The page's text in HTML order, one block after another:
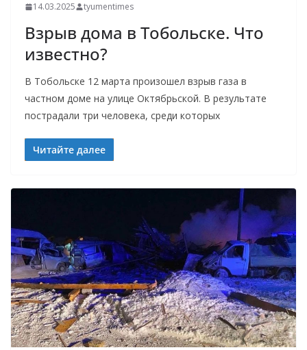
14.03.2025 tyumentimes
Взрыв дома в Тобольске. Что
известно?
В Тобольске 12 марта произошел взрыв газа в
частном доме на улице Октябрьской. В результате
пострадали три человека, среди которых
Читайте далее